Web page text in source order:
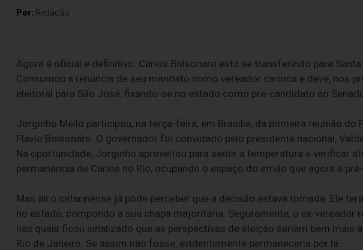
Por: Redação
Agora é oficial e definitivo: Carlos Bolsonaro está se transferindo para Santa
Consumou a renúncia de seu mandato como vereador carioca e deve, nos
eleitoral para São José, fixando-se no estado como pré-candidato ao
Jorginho Mello participou, na terça-feira, em Brasília, da primeira reunião do
Flávio Bolsonaro. O governador foi convidado pelo presidente nacional,
Na oportunidade, Jorginho aproveitou para sentir a temperatura e verificar
permanência de Carlos no Rio, ocupando o espaço do irmão que agora é
Mas ali o catarinense já pôde perceber que a decisão estava tomada. Ele
no estado, compondo a sua chapa majoritária. Seguramente, o ex-vereador
nas quais ficou sinalizado que as perspectivas de eleição seriam bem mais
Rio de Janeiro. Se assim não fosse, evidentemente permaneceria por lá.